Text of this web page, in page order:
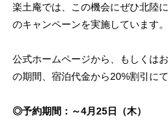
楽土庵では、この機会にぜひ北陸
のキャンペーンを実施しています。
公式ホームページから、もしくは
の期間、宿泊代金から20%割引に
◎予約期間：～4月25日（木）